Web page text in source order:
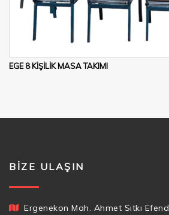
EGE 8 KİŞİLİK MASA TAKIMI
BIZE ULAŞIN
Ergenekon Mah. Ahmet Sıtkı